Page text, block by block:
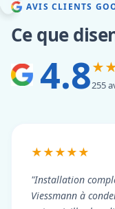
AVIS CLIENTS
Ce que
4.8255
★★★★★
"Installation
Viessmann à